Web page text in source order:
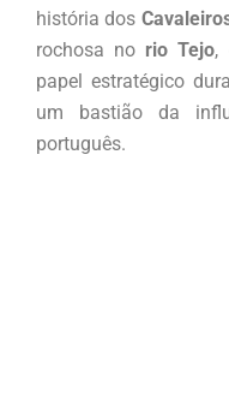
história dos
rochosa no rio Tejo,
papel estratégico
um bastião da
português.